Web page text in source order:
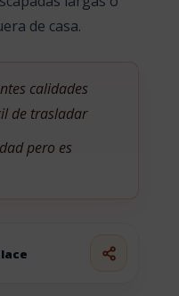
de casa.
calidades
de trasladar
pero es